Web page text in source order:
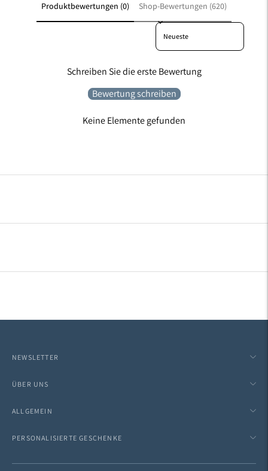
Produktbewertungen (0) Shop-Bewertungen (620)
Sort reviews by
Schreiben Sie die erste Bewertung
Bewertung schreiben
Keine Elemente gefunden
NEWSLETTER
ÜBER UNS
ALLGEMEIN
PERSONALISIERTE GESCHENKE